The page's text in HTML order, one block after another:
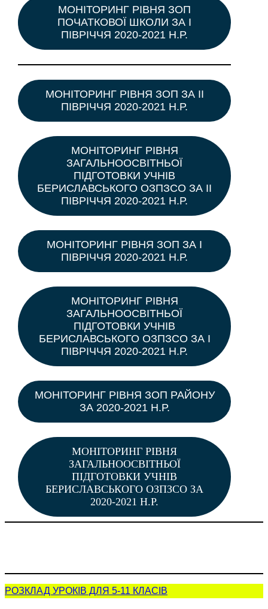
МОНІТОРИНГ РІВНЯ ЗОП
ПОЧАТКОВОЇ ШКОЛИ ЗА І
ПІВРІЧЧЯ 2020-2021 Н.Р.
МОНІТОРИНГ РІВНЯ ЗОП ЗА ІІ
ПІВРІЧЧЯ 2020-2021 Н.Р.
МОНІТОРИНГ РІВНЯ
ЗАГАЛЬНООСВІТНЬОЇ
ПІДГОТОВКИ УЧНІВ
БЕРИСЛАВСЬКОГО ОЗПЗСО ЗА ІІ
ПІВРІЧЧЯ 2020-2021 Н.Р.
МОНІТОРИНГ РІВНЯ ЗОП ЗА І
ПІВРІЧЧЯ 2020-2021 Н.Р.
МОНІТОРИНГ РІВНЯ
ЗАГАЛЬНООСВІТНЬОЇ
ПІДГОТОВКИ УЧНІВ
БЕРИСЛАВСЬКОГО ОЗПЗСО ЗА І
ПІВРІЧЧЯ 2020-2021 Н.Р.
МОНІТОРИНГ РІВНЯ ЗОП РАЙОНУ
ЗА 2020-2021 Н.Р.
МОНІТОРИНГ РІВНЯ
ЗАГАЛЬНООСВІТНЬОЇ
ПІДГОТОВКИ УЧНІВ
БЕРИСЛАВСЬКОГО ОЗПЗСО ЗА
2020-2021 Н.Р.
РОЗКЛАД УРОКІВ ДЛЯ 5-11 КЛАСІВ